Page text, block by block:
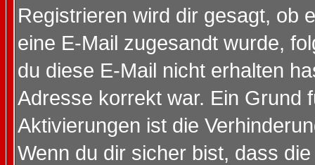
Registrieren wird dir gesagt, ob
eine E-Mail zugesandt wurde,
du diese E-Mail nicht erhalten
Adresse korrekt war. Ein Grund
Aktivierungen ist die
Wenn du dir sicher bist, dass